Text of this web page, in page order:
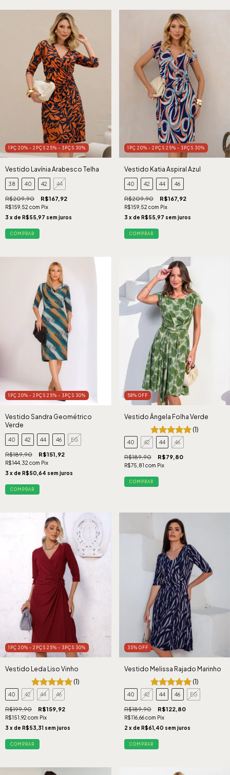
1PÇ 20% - 2PÇS 25% - 3PÇS 30%
Vestido Lavínia Arabesco Telha
38 40 42 44
R$209,90 R$167,92
R$159,52 com Pix
3 x de R$55,97 sem juros
COMPRAR
1PÇ 20% - 2PÇS 25% - 3PÇS 30%
Vestido Katia Aspiral Azul
40 42 44 46
R$209,90 R$167,92
R$159,52 com Pix
3 x de R$55,97 sem juros
COMPRAR
1PÇ 20% - 2PÇS 25% - 3PÇS 30%
Vestido Sandra Geométrico
Verde
40 42 44 46 EG
R$189,90 R$151,92
R$144,32 com Pix
3 x de R$50,64 sem juros
COMPRAR
58% OFF
Vestido Ângela Folha Verde
(1)
40 42 44 46
R$189,90 R$79,80
R$75,81 com Pix
COMPRAR
1PÇ 20% - 2PÇS 25% - 3PÇS 30%
Vestido Leda Liso Vinho
(1)
40 42 44 46
R$199,90 R$159,92
R$151,92 com Pix
3 x de R$53,31 sem juros
COMPRAR
35% OFF
Vestido Melissa Rajado Marinho
(1)
40 42 44 46 EG
R$189,90 R$122,80
R$116,66com Pix
2 x de R$61,40 sem juros
COMPRAR